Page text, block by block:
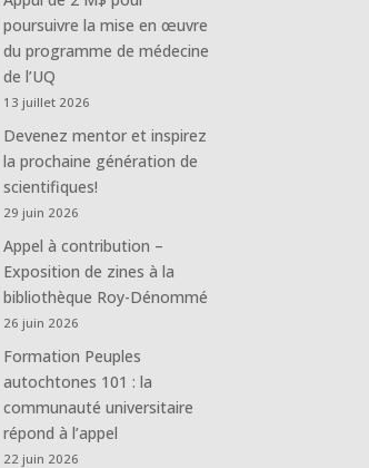
poursuivre la mise en œuvre
du programme de médecine
de l’UQ
13 juillet 2026
Devenez mentor et inspirez
la prochaine génération de
scientifiques!
29 juin 2026
Appel à contribution –
Exposition de zines à la
bibliothèque Roy-Dénommé
26 juin 2026
Formation Peuples
autochtones 101 : la
communauté universitaire
répond à l’appel
22 juin 2026